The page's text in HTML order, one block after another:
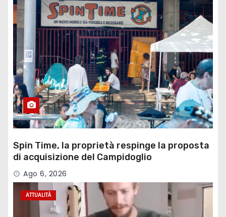
Spin Time, la proprietà respinge la proposta
di acquisizione del Campidoglio
Ago 6, 2026
ATTUALITÀ